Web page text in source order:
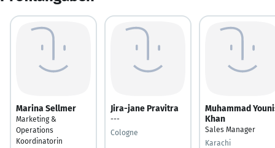
Marina Sellmer
Marketing &
Operations
Koordinatorin
Jira-jane Pravitra
---
Cologne
Muhammad
Khan
Sales Manager
Karachi